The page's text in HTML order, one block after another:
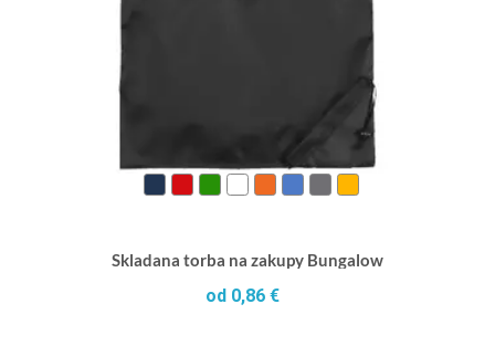
Skladana torba na zakupy Bungalow
od 0,86 €